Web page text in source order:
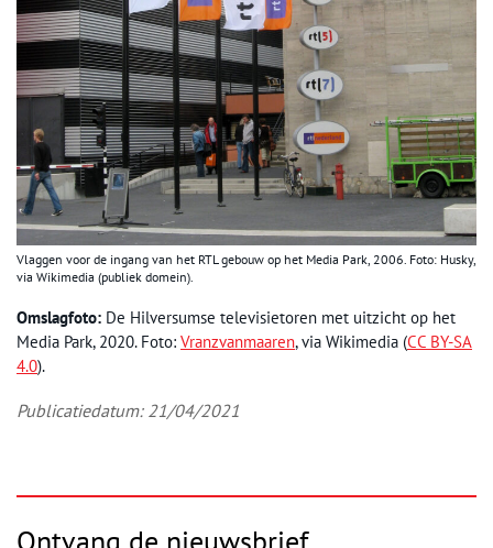
Vlaggen voor de ingang van het RTL gebouw op het Media Park, 2006. Foto: Husky,
via Wikimedia (publiek domein).
Omslagfoto: De Hilversumse televisietoren met uitzicht op het
Media Park, 2020. Foto: Vranzvanmaaren, via Wikimedia (CC BY-SA
4.0).
Publicatiedatum: 21/04/2021
Ontvang de nieuwsbrief